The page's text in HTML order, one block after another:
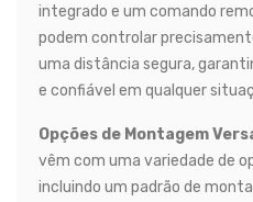
integrado e um comando
podem controlar
uma distância segura,
e confiável em qualquer
Opções de Montagem
vêm com uma variedade de
incluindo um padrão de